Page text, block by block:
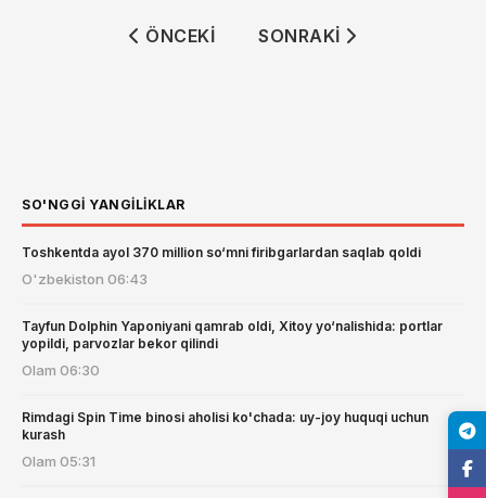
ÖNCEKI MAKALE: IPHONE 18 PRO
ÖNCEKI SONRAKI MAKALE:
SONRAKI
SO'NGGI YANGILIKLAR
Toshkentda ayol 370 million so‘mni firibgarlardan saqlab qoldi
O'zbekiston 06:43
Tayfun Dolphin Yaponiyani qamrab oldi, Xitoy yo‘nalishida: portlar
yopildi, parvozlar bekor qilindi
Olam 06:30
Rimdagi Spin Time binosi aholisi ko'chada: uy-joy huquqi uchun
kurash
Olam 05:31